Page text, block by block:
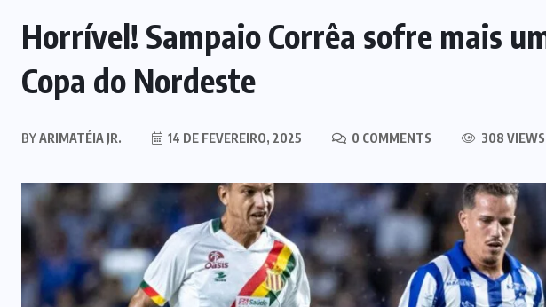
Horrível! Sampaio Corrêa sofre mais
Copa do Nordeste
BYARIMATÉIA JR. 14 DE FEVEREIRO, 2025 0 COMMENTS 308 VIEWS
MARANHÃO POLÍCIA